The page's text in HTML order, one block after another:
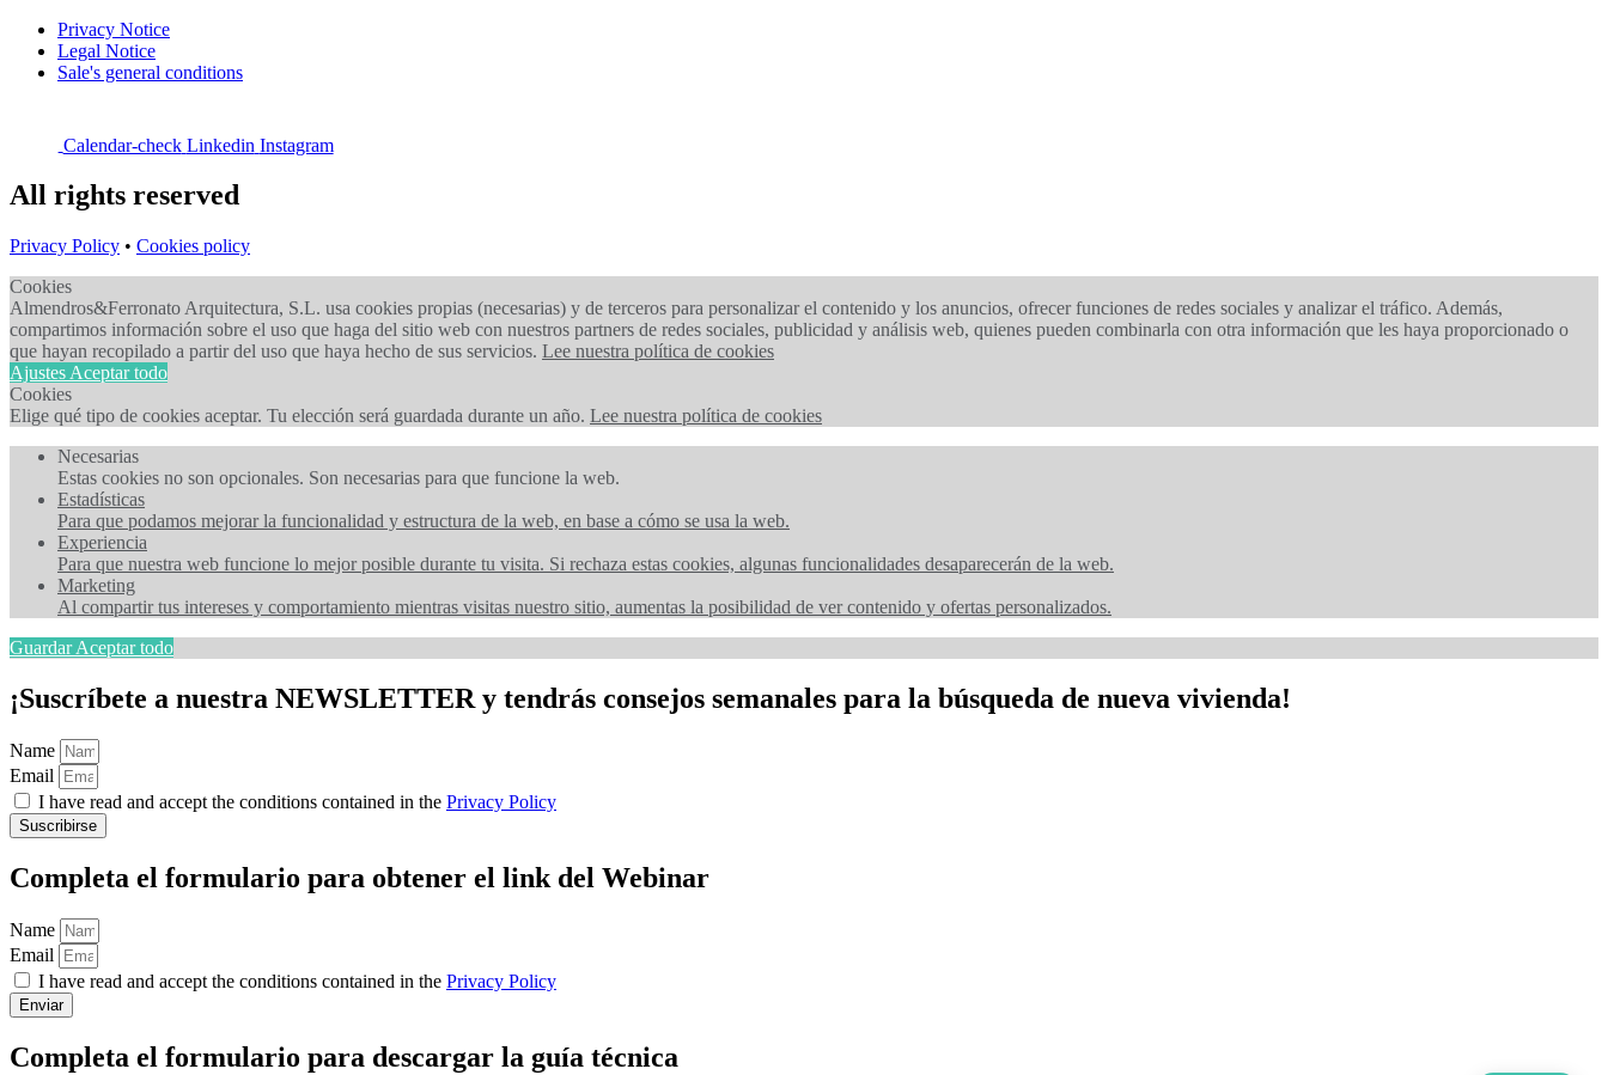
Privacy Notice
Legal Notice
Sale's general conditions
Calendar-check Linkedin Instagram
All rights reserved
Privacy Policy • Cookies policy
Cookies
Almendros&Ferronato Arquitectura, S.L. usa cookies propias (necesarias) y de terceros para personalizar el contenido y los anuncios, ofrecer funciones de redes sociales y analizar el tráfico. Además,
compartimos información sobre el uso que haga del sitio web con nuestros partners de redes sociales, publicidad y análisis web, quienes pueden combinarla con otra información que les haya proporcionado o
que hayan recopilado a partir del uso que haya hecho de sus servicios. Lee nuestra política de cookies
Ajustes Aceptar todo
Cookies
Elige qué tipo de cookies aceptar. Tu elección será guardada durante un año. Lee nuestra política de cookies
Necesarias
Estas cookies no son opcionales. Son necesarias para que funcione la web.
Estadísticas
Para que podamos mejorar la funcionalidad y estructura de la web, en base a cómo se usa la web.
Experiencia
Para que nuestra web funcione lo mejor posible durante tu visita. Si rechaza estas cookies, algunas funcionalidades desaparecerán de la web.
Marketing
Al compartir tus intereses y comportamiento mientras visitas nuestro sitio, aumentas la posibilidad de ver contenido y ofertas personalizados.
GuardarAceptar todo
¡Suscríbete a nuestra NEWSLETTER y tendrás consejos semanales para la búsqueda de nueva vivienda!
Name
Email
I have read and accept the conditions contained in the Privacy Policy
Suscribirse
Completa el formulario para obtener el link del Webinar
Name
Email
I have read and accept the conditions contained in the Privacy Policy
Enviar
Completa el formulario para descargar la guía técnica